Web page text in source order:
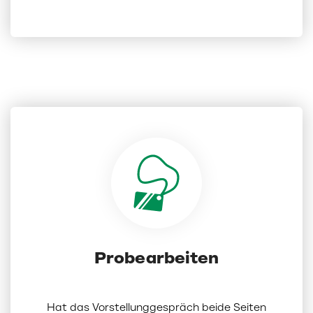
Probearbeiten
Hat das Vorstellunggespräch beide Seiten